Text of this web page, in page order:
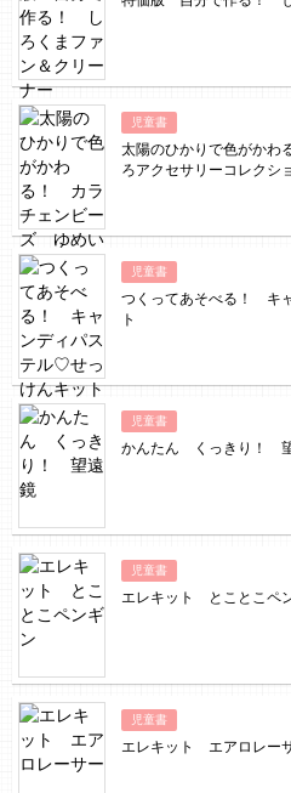
児童書
太陽のひかりで色がか
ろアクセサリーコレクシ
児童書
つくってあそべる！ キ
ト
児童書
かんたん くっきり！
児童書
エレキット とことこペ
児童書
エレキット エアロレー